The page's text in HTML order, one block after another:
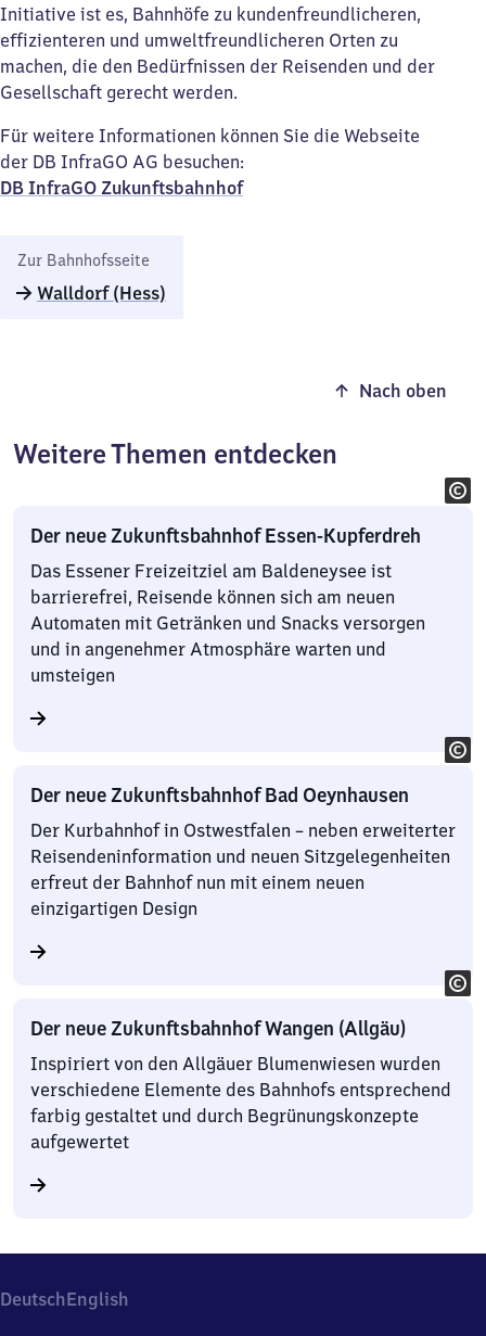
Initiative ist es, Bahnhöfe zu kundenfreundlicheren,
effizienteren und umweltfreundlicheren Orten zu
machen, die den Bedürfnissen der Reisenden und der
Gesellschaft gerecht werden.
Für weitere Informationen können Sie die Webseite
der DB InfraGO AG besuchen:
DB InfraGO Zukunftsbahnhof​
Zur Bahnhofsseite
Walldorf (Hess)
Nach oben
Weitere Themen entdecken
Der neue Zukunftsbahnhof Essen-Kupferdreh
Das Essener Freizeitziel am Baldeneysee ist
barrierefrei, Reisende können sich am neuen
Automaten mit Getränken und Snacks versorgen
und in angenehmer Atmosphäre warten und
umsteigen
Der neue Zukunftsbahnhof Bad Oeynhausen
Der Kurbahnhof in Ostwestfalen – neben erweiterter
Reisendeninformation und neuen Sitzgelegenheiten
erfreut der Bahnhof nun mit einem neuen
einzigartigen Design
Der neue Zukunftsbahnhof Wangen (Allgäu)
Inspiriert von den Allgäuer Blumenwiesen wurden
verschiedene Elemente des Bahnhofs entsprechend
farbig gestaltet und durch Begrünungskonzepte
aufgewertet
DeutschEnglish